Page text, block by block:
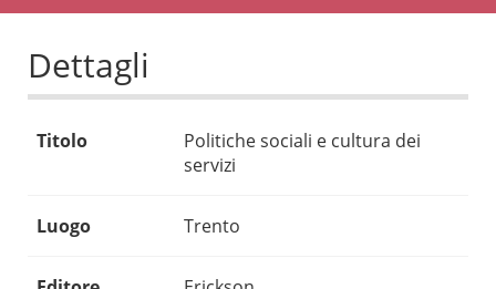
Dettagli
Titolo
Politiche sociali e cultura dei
servizi
Luogo Trento